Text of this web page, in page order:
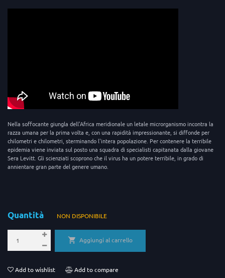
Nella soffocante giungla dell'Africa meridionale un letale microrganismo incontra la
razza umana per la prima volta e, con una rapidità impressionante, si diffonde per
chilometri e chilometri, sterminando l'intera popolazione. Per contenere la terribile
epidemia viene inviata sul posto una squadra di specialisti capitanata dalla giovane
Sera Levitt. Gli scienziati scoprono che il virus ha un potere terribile, in grado di
annientare gran parte del genere umano.
Quantità NON DISPONIBILE
Aggiungi al carrello
Add to wishlist Add to compare